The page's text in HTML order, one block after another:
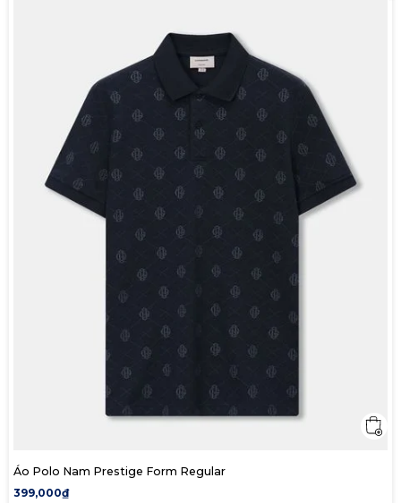
Áo Polo Nam Prestige Form Regular
399,000₫